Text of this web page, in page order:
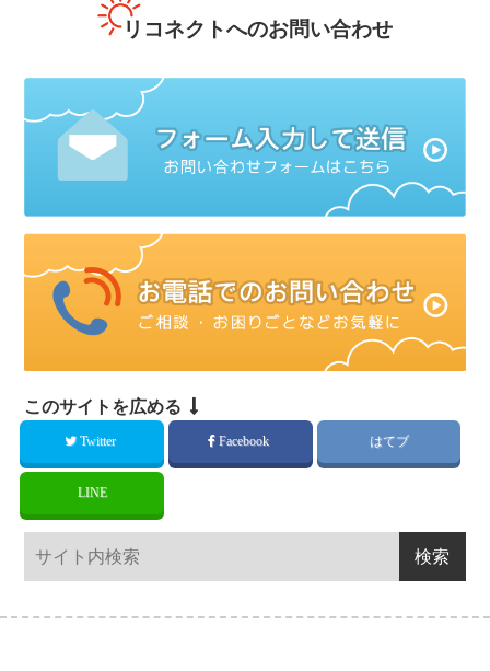
リコネクトへのお問い合わせ
このサイトを広める
Twitter Facebook はてブ
LINE